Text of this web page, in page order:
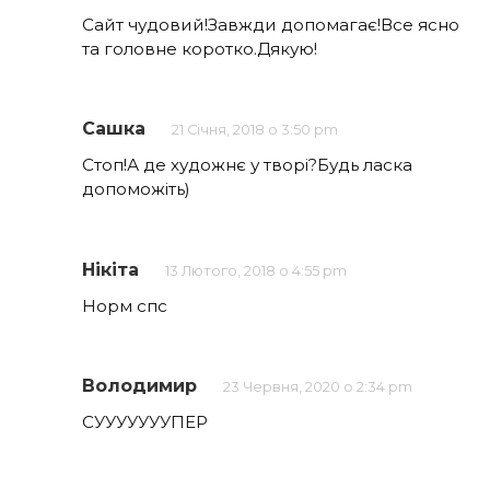
Сайт чудовий!Завжди допомагає!Все ясно
та головне коротко.Дякую!
Сашка 21 Січня, 2018 о 3:50 pm
Стоп!А де художнє у творі?Будь ласка
допоможіть)
Нікіта 13 Лютого, 2018 о 4:55 pm
Норм спс
Володимир 23 Червня, 2020 о 2:34 pm
СУУУУУУУПЕР